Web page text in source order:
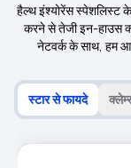
हैल्थ इंश्योरेंस स्पेशलिस्ट
करने से तेजी इन-हाउस
नेटवर्क के साथ, हम
स्टार से फायदे